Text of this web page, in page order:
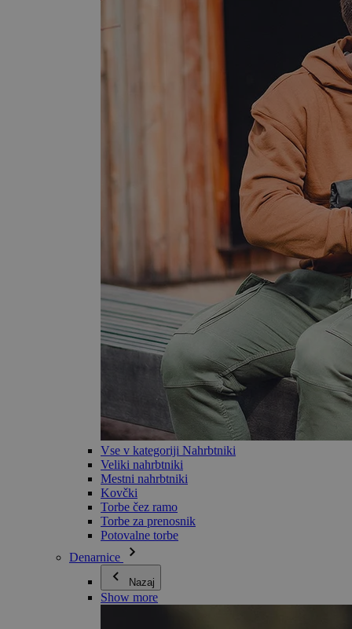
Vse v kategoriji Nahrbtniki
Veliki nahrbtniki
Mestni nahrbtniki
Kovčki
Torbe čez ramo
Torbe za prenosnik
Potovalne torbe
Denarnice
Nazaj
Show more